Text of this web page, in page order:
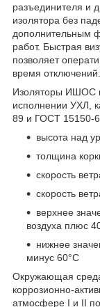
разъединителя и
изолятора без
дополнительным
работ. Быстрая
позволяет
время отключений.
Изоляторы ИШОС
исполнении УХЛ,
89 и ГОСТ 15150-
высота над
толщина
скорость
скорость
верхнее
воздуха плюс
нижнее
минус 60°C
Окружающая
коррозионно-
атмосфере I и II